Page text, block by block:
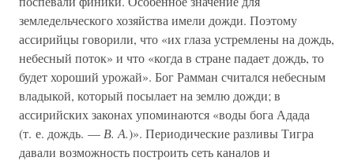
земледельческого хозяйства имели дожди. Поэтому
ассирийцы говорили, что «их глаза устремлены на дождь,
небесный поток» и что «когда в стране падает дождь, то
будет хороший урожай». Бог Рамман считался небесным
владыкой, который посылает на землю дожди; в
ассирийских законах упоминаются «воды бога Адада
(т. е. дождь. — В. А.)». Периодические разливы Тигра
давали возможность построить сеть каналов и